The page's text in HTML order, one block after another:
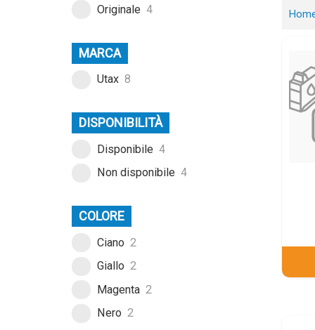
Originale 4
MARCA
Utax 8
DISPONIBILITÀ
Disponibile 4
Non disponibile 4
COLORE
Ciano 2
Giallo 2
Magenta 2
Nero 2